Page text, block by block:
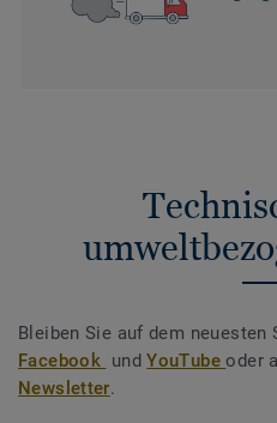
Bleiben Sie auf dem neuesten
Facebook undYouTubeoder
Newsletter.